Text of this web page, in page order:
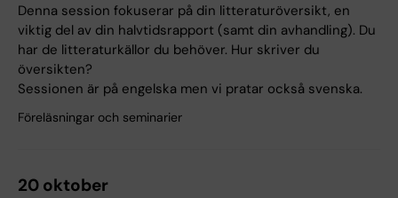
Denna session fokuserar på din litteraturöversikt, en
viktig del av din halvtidsrapport (samt din avhandling). Du
har de litteraturkällor du behöver. Hur skriver du
översikten?
Sessionen är på engelska men vi pratar också svenska.
Föreläsningar och seminarier
20 oktober